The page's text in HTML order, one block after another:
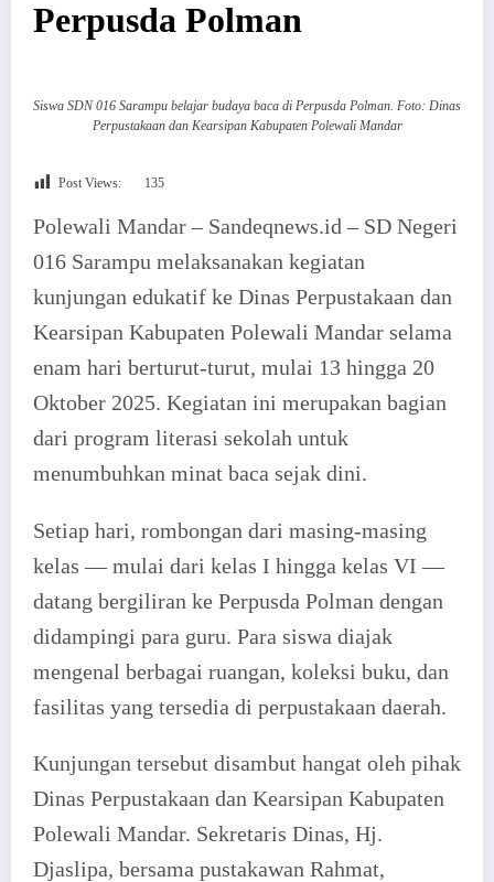
Perpusda Polman
Siswa SDN 016 Sarampu belajar budaya baca di Perpusda Polman. Foto: Dinas
Perpustakaan dan Kearsipan Kabupaten Polewali Mandar
Post Views: 135
Polewali Mandar – Sandeqnews.id – SD Negeri
016 Sarampu melaksanakan kegiatan
kunjungan edukatif ke Dinas Perpustakaan dan
Kearsipan Kabupaten Polewali Mandar selama
enam hari berturut-turut, mulai 13 hingga 20
Oktober 2025. Kegiatan ini merupakan bagian
dari program literasi sekolah untuk
menumbuhkan minat baca sejak dini.
Setiap hari, rombongan dari masing-masing
kelas — mulai dari kelas I hingga kelas VI —
datang bergiliran ke Perpusda Polman dengan
didampingi para guru. Para siswa diajak
mengenal berbagai ruangan, koleksi buku, dan
fasilitas yang tersedia di perpustakaan daerah.
Kunjungan tersebut disambut hangat oleh pihak
Dinas Perpustakaan dan Kearsipan Kabupaten
Polewali Mandar. Sekretaris Dinas, Hj.
Djaslipa, bersama pustakawan Rahmat,